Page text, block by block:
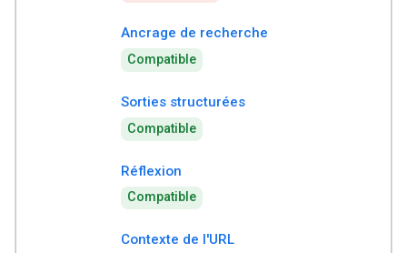
Ancrage de recherche
Compatible
Sorties structurées
Compatible
Réflexion
Compatible
Contexte de l'URL